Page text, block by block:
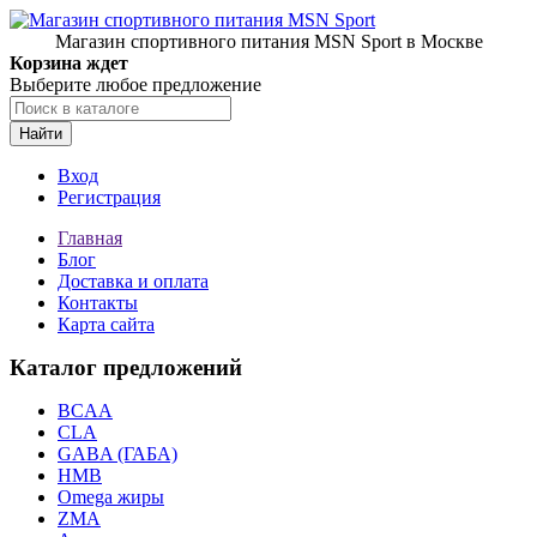
Магазин спортивного питания MSN Sport в Москве
Корзина ждет
Выберите любое предложение
Найти
Вход
Регистрация
Главная
Блог
Доставка и оплата
Контакты
Карта сайта
Каталог предложений
BCAA
CLA
GABA (ГАБА)
HMB
Omega жиры
ZMA